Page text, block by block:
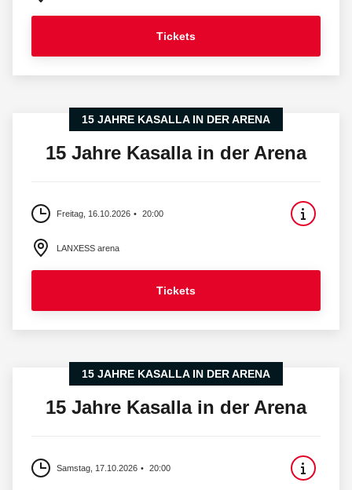
Tickets
15 JAHRE KASALLA IN DER ARENA
15 Jahre Kasalla in der Arena
Freitag, 16.10.2026 20:00
LANXESS arena
Tickets
15 JAHRE KASALLA IN DER ARENA
15 Jahre Kasalla in der Arena
Samstag, 17.10.2026 20:00